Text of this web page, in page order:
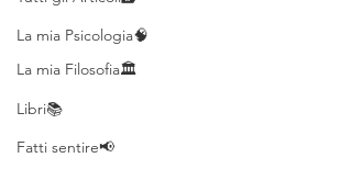
La mia Psicologia🧠
La mia Filosofia🏛️
Libri📚
Fatti sentire📢